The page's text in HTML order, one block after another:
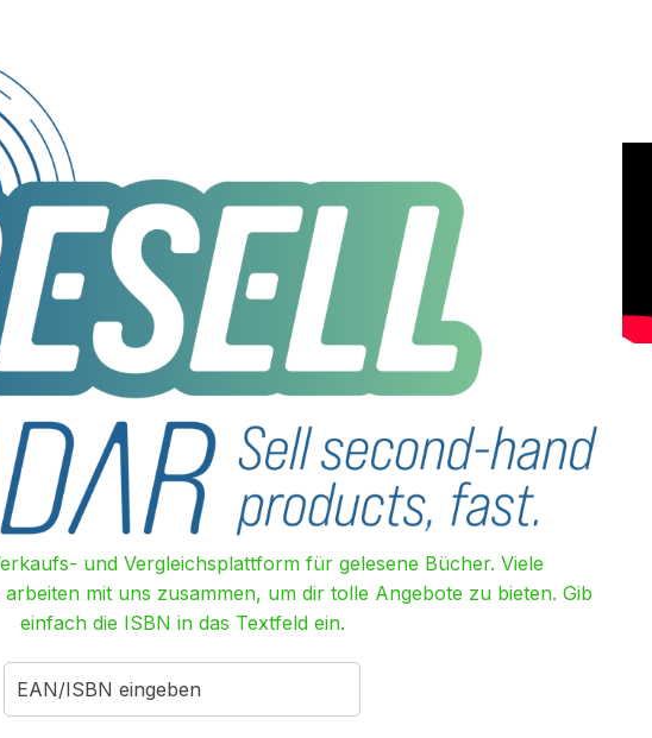
und Vergleichsplattform für gelesene Bücher. Viele
mit uns zusammen, um dir tolle Angebote zu bieten. Gib
einfach die ISBN in das Textfeld ein.